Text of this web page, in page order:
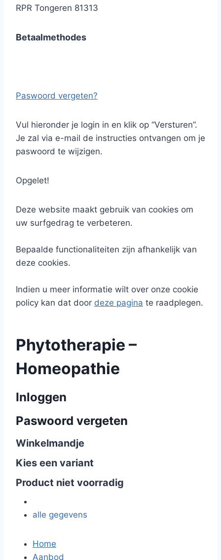
RPR Tongeren 81313
Betaalmethodes
Paswoord vergeten?
Vul hieronder je login in en klik op “Versturen”.
Je zal via e-mail de instructies ontvangen om je
paswoord te wijzigen.
Opgelet!
Deze website maakt gebruik van cookies om
uw surfgedrag te verbeteren.
Bepaalde functionaliteiten zijn afhankelijk van
deze cookies.
Indien u meer informatie wilt over onze cookie
policy kan dat door deze pagina te raadplegen.
Phytotherapie –
Homeopathie
Inloggen
Paswoord vergeten
Winkelmandje
Kies een variant
Product niet voorradig
alle gegevens
Home
Aanbod